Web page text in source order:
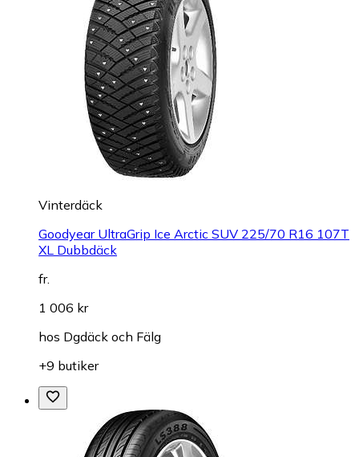
Vinterdäck
Goodyear UltraGrip Ice Arctic SUV 225/70 R16 107T
XL Dubbdäck
fr.
1 006 kr
hos Dgdäck och Fälg
+9 butiker